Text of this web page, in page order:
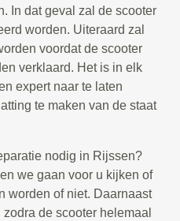
In dat geval zal de scooter
worden. Uiteraard zal
voordat de scooter
verklaard. Het is in elk
expert naar te laten
te maken van de staat
nodig in Rijssen?
we gaan voor u kijken of
worden of niet. Daarnaast
de scooter helemaal